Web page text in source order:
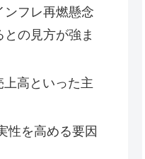
ンフレ再燃懸念
の見方が強ま
高といった主
性を高める要因